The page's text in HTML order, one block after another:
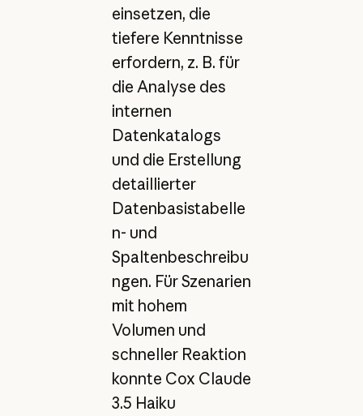
einsetzen, die
tiefere Kenntnisse
erfordern, z. B. für
die Analyse des
internen
Datenkatalogs
und die Erstellung
detaillierter
Datenbasistabelle
n- und
Spaltenbeschreibu
ngen. Für Szenarien
mit hohem
Volumen und
schneller Reaktion
konnte Cox Claude
3.5 Haiku